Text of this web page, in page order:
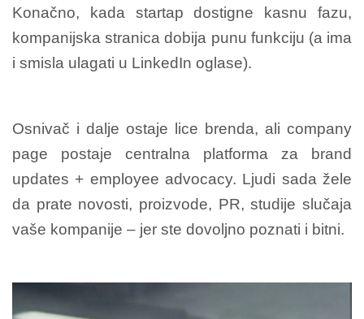
Konačno, kada startap dostigne kasnu fazu,
kompanijska stranica dobija punu funkciju (a ima
i smisla ulagati u LinkedIn oglase).
Osnivač i dalje ostaje lice brenda, ali company
page postaje centralna platforma za brand
updates + employee advocacy. Ljudi sada žele
da prate novosti, proizvode, PR, studije slučaja
vaše kompanije – jer ste dovoljno poznati i bitni.